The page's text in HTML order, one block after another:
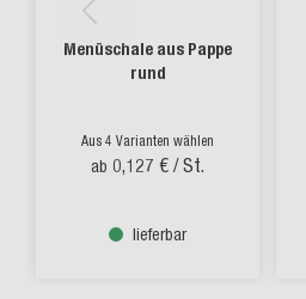
Menüschale aus Pappe
rund
Aus 4 Varianten wählen
ab 0,127 € / St.
lieferbar